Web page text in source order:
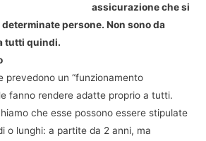
assicurazione che si
persone. Non sono da
tutti quindi.
prevedono un “funzionamento
fanno rendere adatte proprio a tutti.
che esse possono essere stipulate
o lunghi: a partite da 2 anni, ma